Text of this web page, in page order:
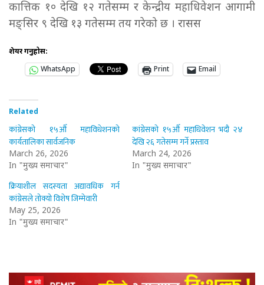
कात्तिक १० देखि १२ गतेसम्म र केन्द्रीय महाधिवेशन आगामी
मङ्सिर ९ देखि १३ गतेसम्म तय गरेको छ । रासस
शेयर गर्नुहोस:
WhatsApp
Print Email
Related
कांग्रेसको १५औँ महाविधेशनको
कार्यतालिका सार्वजनिक
March 26, 2026
In "मुख्य समाचार"
कांग्रेसको १५औँ महाधिवेशन भदौ २४
देखि २६ गतेसम्म गर्ने प्रस्ताव
March 24, 2026
In "मुख्य समाचार"
क्रियाशील सदस्यता अद्यावधिक गर्न
कांग्रेसले तोक्यो विशेष जिम्मेवारी
May 25, 2026
In "मुख्य समाचार"